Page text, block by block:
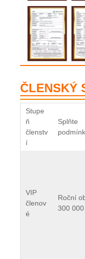
ČLENSKÝ
Stupe
ň
členstv
í
Splňte
VIP
členov
é
Roční
300